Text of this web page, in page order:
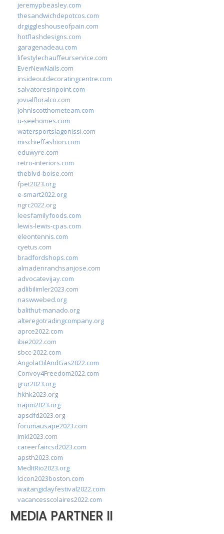
jeremypbeasley.com
thesandwichdepotcos.com
drgiggleshouseofpain.com
hotflashdesigns.com
garagenadeau.com
lifestylechauffeurservice.com
EverNewNails.com
insideoutdecoratingcentre.com
salvatoresinpoint.com
jovialfloralco.com
johnlscotthometeam.com
u-seehomes.com
watersportslagonissi.com
mischieffashion.com
eduwyre.com
retro-interiors.com
theblvd-boise.com
fpet2023.org
e-smart2022.org
ngrc2022.org
leesfamilyfoods.com
lewis-lewis-cpas.com
eleontennis.com
cyetus.com
bradfordshops.com
almadenranchsanjose.com
advocatevijay.com
adlibilimler2023.com
naswwebed.org
balithut-manado.org
alteregotradingcompany.org
aprce2022.com
ibie2022.com
sbcc-2022.com
AngolaOilAndGas2022.com
Convoy4Freedom2022.com
grur2023.org
hkhk2023.org
napm2023.org
apsdfd2023.org
forumausape2023.com
imkl2023.com
careerfaircsd2023.com
apsth2023.com
MedItRio2023.org
lcicon2023boston.com
waitangidayfestival2022.com
vacancesscolaires2022.com
MEDIA PARTNER II